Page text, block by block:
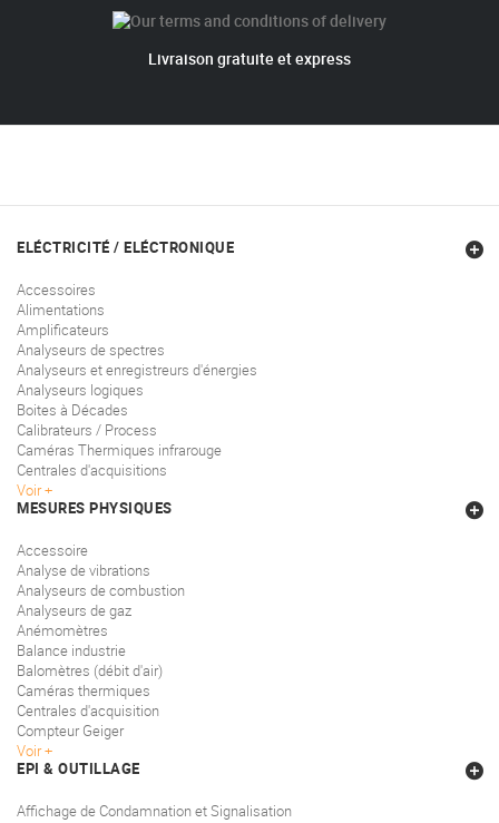
Livraison gratuite et express
ELÉCTRICITÉ / ELÉCTRONIQUE
Accessoires
Alimentations
Amplificateurs
Analyseurs de spectres
Analyseurs et enregistreurs d'énergies
Analyseurs logiques
Boites à Décades
Calibrateurs / Process
Caméras Thermiques infrarouge
Centrales d'acquisitions
Voir
MESURES PHYSIQUES
Accessoire
Analyse de vibrations
Analyseurs de combustion
Analyseurs de gaz
Anémomètres
Balance industrie
Balomètres (débit d'air)
Caméras thermiques
Centrales d'acquisition
Compteur Geiger
Voir
EPI & OUTILLAGE
Affichage de Condamnation et Signalisation